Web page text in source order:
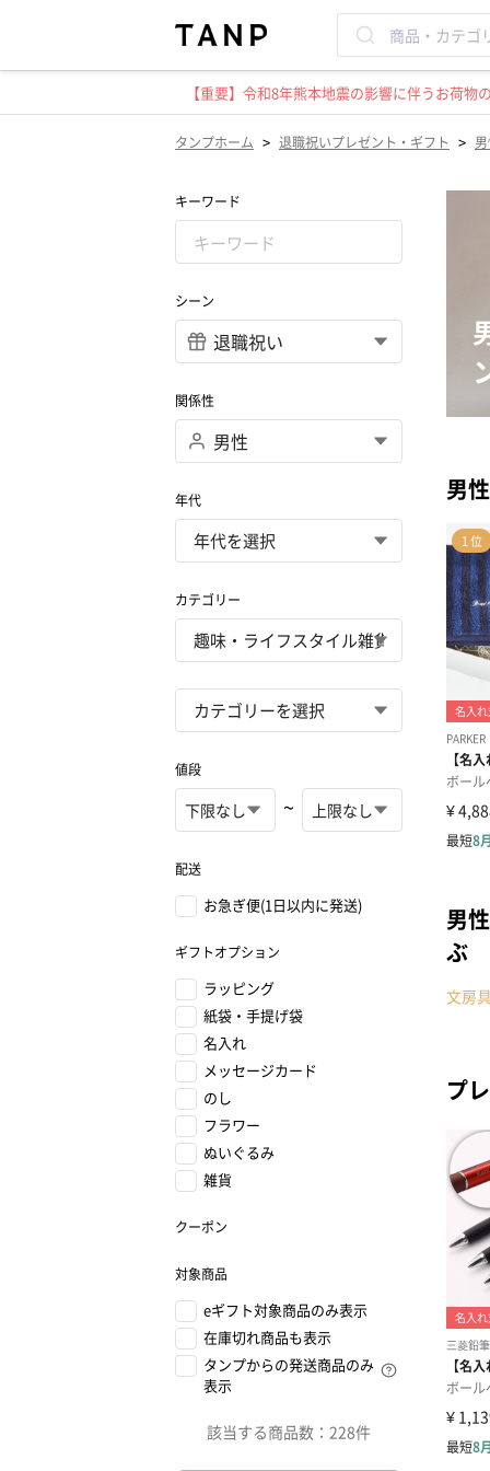
【重要】令和8年熊本地震の影響に伴うお荷
タンプホーム > 退職祝いプレゼント・ギフト >
キーワード
シーン
関係性
年代
カテゴリー
値段
~
配送
お急ぎ便(1日以内に発送)
ギフトオプション
ラッピング
紙袋・手提げ袋
名入れ
メッセージカード
のし
フラワー
ぬいぐるみ
雑貨
クーポン
対象商品
eギフト対象商品のみ表示
在庫切れ商品も表示
タンプからの発送商品のみ
表示
該当する商品数： 228件
男
男
ぶ
文房
プ